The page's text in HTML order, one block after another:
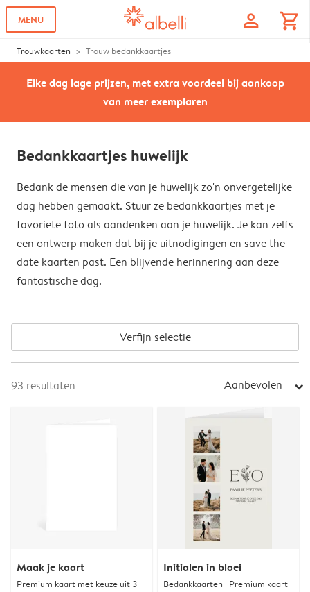
MENU profile shopping_cart
Trouwkaarten Trouw bedankkaartjes
Elke dag lage prijzen, met extra voordeel bij aankoop
van meer exemplaren
Bedankkaartjes huwelijk
Bedank de mensen die van je huwelijk zo'n onvergetelijke
dag hebben gemaakt. Stuur ze bedankkaartjes met je
favoriete foto als aandenken aan je huwelijk. Je kan zelfs
een ontwerp maken dat bij je uitnodigingen en save the
date kaarten past. Een blijvende herinnering aan deze
fantastische dag.
Verfijn selectie
93 resultaten Aanbevolen arrow_right
Maak je kaart
Premium kaart met keuze uit 3
Initialen in bloei
Bedankkaarten | Premium kaart